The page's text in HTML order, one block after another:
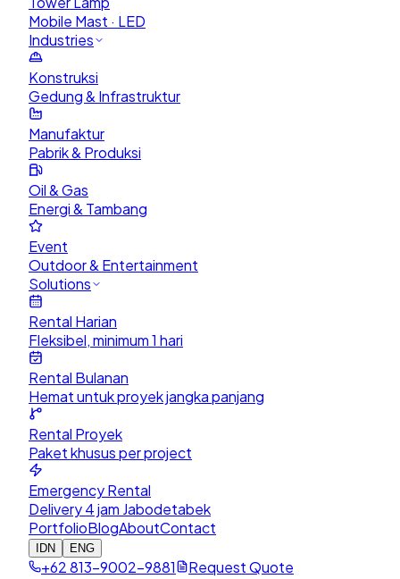
Mobile Mast · LED
Industries
Konstruksi
Gedung & Infrastruktur
Manufaktur
Pabrik & Produksi
Oil & Gas
Energi & Tambang
Event
Outdoor & Entertainment
Solutions
Rental Harian
Fleksibel, minimum 1 hari
Rental Bulanan
Hemat untuk proyek jangka panjang
Rental Proyek
Paket khusus per project
Emergency Rental
Delivery 4 jam Jabodetabek
PortfolioBlogAboutContact
IDN ENG
+62 813-9002-9881 Request Quote